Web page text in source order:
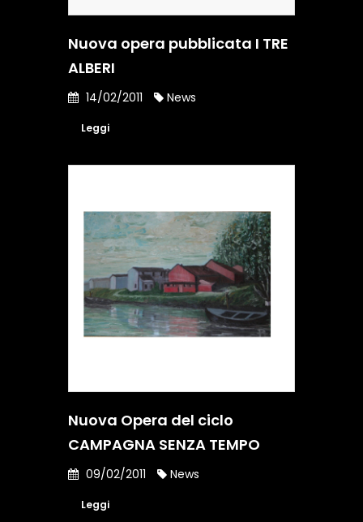
Nuova opera pubblicata I TRE
ALBERI
14/02/2011 News
Leggi
Nuova Opera del ciclo
CAMPAGNA SENZA TEMPO
09/02/2011 News
Leggi